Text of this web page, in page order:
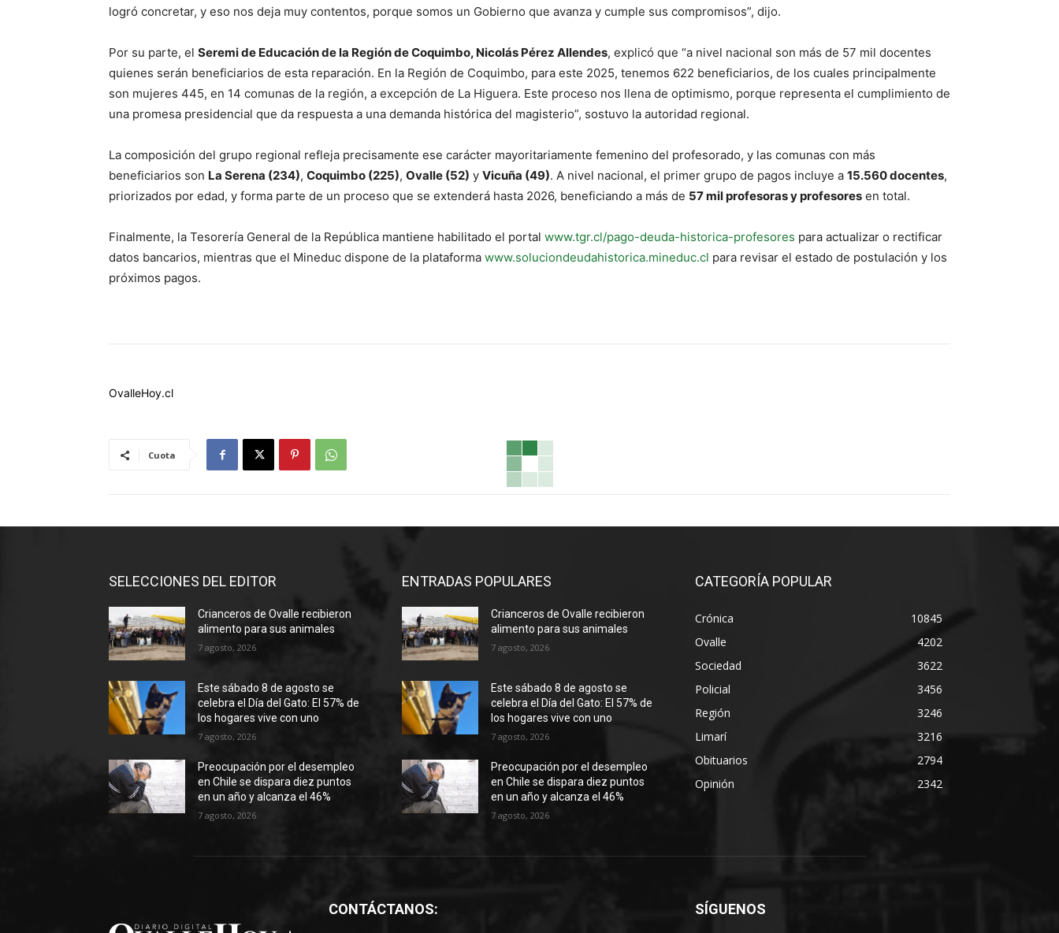
logró concretar, y eso nos deja muy contentos, porque somos un Gobierno que avanza y cumple sus compromisos”, dijo.
Por su parte, el Seremi de Educación de la Región de Coquimbo, Nicolás Pérez Allendes, explicó que “a nivel nacional son más de 57 mil docentes
quienes serán beneficiarios de esta reparación. En la Región de Coquimbo, para este 2025, tenemos 622 beneficiarios, de los cuales principalmente
son mujeres 445, en 14 comunas de la región, a excepción de La Higuera. Este proceso nos llena de optimismo, porque representa el cumplimiento de
una promesa presidencial que da respuesta a una demanda histórica del magisterio”, sostuvo la autoridad regional.
La composición del grupo regional refleja precisamente ese carácter mayoritariamente femenino del profesorado, y las comunas con más
beneficiarios son La Serena (234), Coquimbo (225), Ovalle (52) y Vicuña (49). A nivel nacional, el primer grupo de pagos incluye a 15.560 docentes,
priorizados por edad, y forma parte de un proceso que se extenderá hasta 2026, beneficiando a más de 57 mil profesoras y profesores en total.
Finalmente, la Tesorería General de la República mantiene habilitado el portal www.tgr.cl/pago-deuda-historica-profesores para actualizar o rectificar
datos bancarios, mientras que el Mineduc dispone de la plataforma www.soluciondeudahistorica.mineduc.cl para revisar el estado de postulación y los
próximos pagos.
OvalleHoy.cl
Cuota
SELECCIONES DEL EDITOR
Crianceros de Ovalle recibieron
alimento para sus animales
7 agosto, 2026
Este sábado 8 de agosto se
celebra el Día del Gato: El 57% de
los hogares vive con uno
7 agosto, 2026
Preocupación por el desempleo
en Chile se dispara diez puntos
en un año y alcanza el 46%
7 agosto, 2026
ENTRADAS POPULARES
Crianceros de Ovalle recibieron
alimento para sus animales
7 agosto, 2026
Este sábado 8 de agosto se
celebra el Día del Gato: El 57% de
los hogares vive con uno
7 agosto, 2026
Preocupación por el desempleo
en Chile se dispara diez puntos
en un año y alcanza el 46%
7 agosto, 2026
CATEGORÍA POPULAR
Crónica
10845
Ovalle
4202
Sociedad
3622
Policial
3456
Región
3246
Limarí
3216
Obituarios
2794
Opinión
2342
CONTÁCTANOS: SÍGUENOS